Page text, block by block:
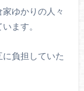
ゆかりの人々
ます。
負担していた